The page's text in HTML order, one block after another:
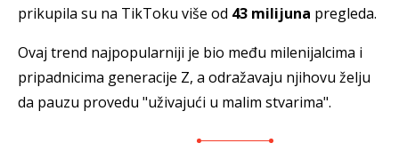
prikupila su na TikToku više od 43 milijuna pregleda.
Ovaj trend najpopularniji je bio među milenijalcima i
pripadnicima generacije Z, a odražavaju njihovu želju
da pauzu provedu "uživajući u malim stvarima".